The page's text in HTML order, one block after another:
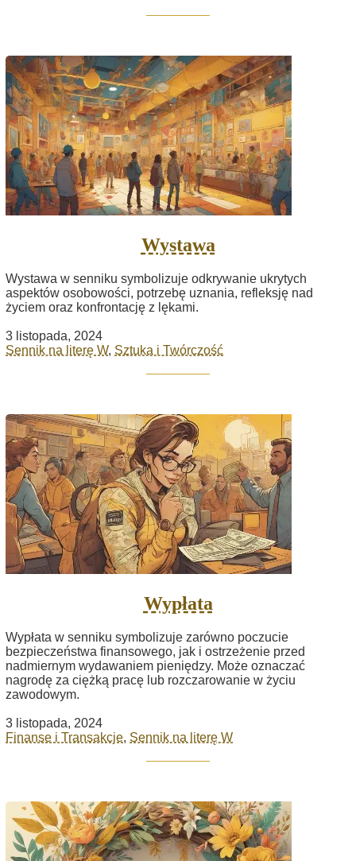
Wystawa
Wystawa w senniku symbolizuje odkrywanie ukrytych
aspektów osobowości, potrzebę uznania, refleksję nad
życiem oraz konfrontację z lękami.
3 listopada, 2024
Sennik na literę W, Sztuka i Twórczość
Wypłata
Wypłata w senniku symbolizuje zarówno poczucie
bezpieczeństwa finansowego, jak i ostrzeżenie przed
nadmiernym wydawaniem pieniędzy. Może oznaczać
nagrodę za ciężką pracę lub rozczarowanie w życiu
zawodowym.
3 listopada, 2024
Finanse i Transakcje, Sennik na literę W